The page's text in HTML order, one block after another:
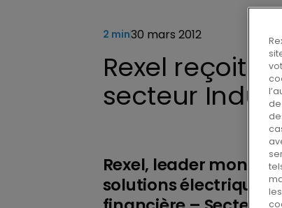
Rexel reçoit
secteur
2 min30 mars 2012
Rexel, leader
solutions électriques,